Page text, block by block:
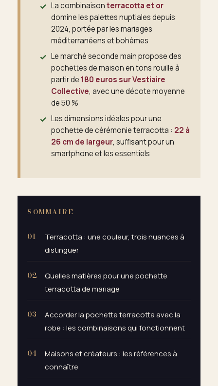
La combinaisonterracotta et or
domine les palettes nuptiales depuis
2024, portée par les mariages
méditerranéens et bohèmes
Le marché seconde main propose des
pochettes de maison en tons rouille à
partir de 180 euros sur Vestiaire
Collective, avec une décote moyenne
de 50 %
Les dimensions idéales pour une
pochette de cérémonie terracotta : 22 à
26 cm de largeur, suffisant pour un
smartphone et les essentiels
SOMMAIRE
Terracotta : une couleur, trois nuances à
distinguer
Quelles matières pour une pochette
terracotta de mariage
Accorder la pochette terracotta avec la
robe : les combinaisons qui fonctionnent
Maisons et créateurs : les références à
connaître